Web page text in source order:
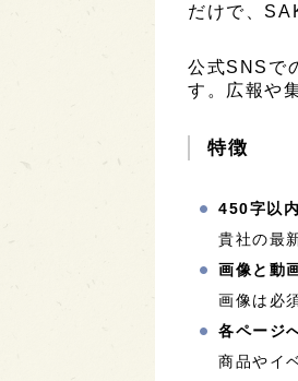
だけで、
公式SNSで
す。広報や
特徴
450字以
貴社の最
画像と動
画像は必
各ページ
商品やイ